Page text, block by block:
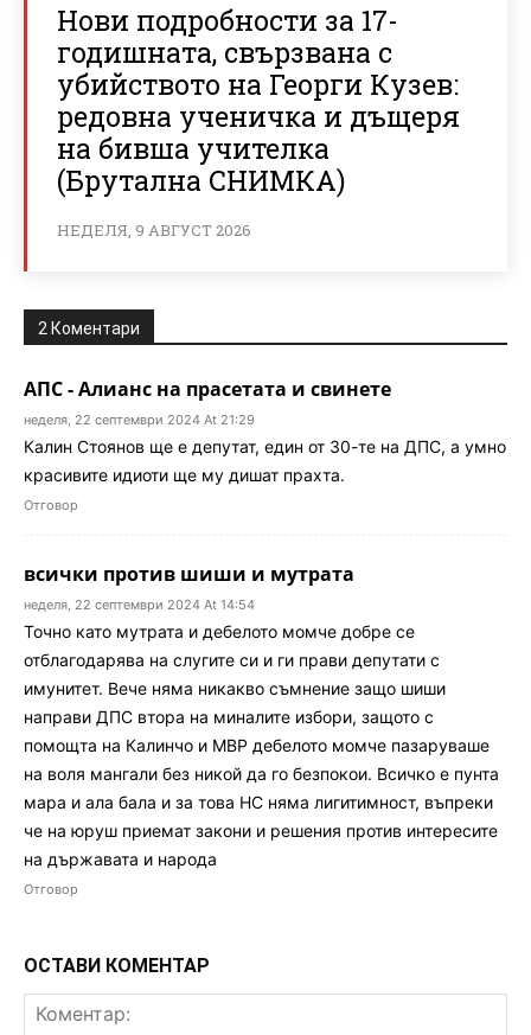
Нови подробности за 17-
годишната, свързвана с
убийството на Георги Кузев:
редовна ученичка и дъщеря
на бивша учителка
(Брутална СНИМКА)
НЕДЕЛЯ, 9 АВГУСТ 2026
2 Коментари
АПС - Алианс на прасетата и свинете
неделя, 22 септември 2024 At 21:29
Калин Стоянов ще е депутат, един от 30-те на ДПС, а умно
красивите идиоти ще му дишат прахта.
Отговор
всички против шиши и мутрата
неделя, 22 септември 2024 At 14:54
Точно като мутрата и дебелото момче добре се
отблагодарява на слугите си и ги прави депутати с
имунитет. Вече няма никакво съмнение защо шиши
направи ДПС втора на миналите избори, защото с
помощта на Калинчо и МВР дебелото момче пазаруваше
на воля мангали без никой да го безпокои. Всичко е пунта
мара и ала бала и за това НС няма лигитимност, въпреки
че на юруш приемат закони и решения против интересите
на държавата и народа
Отговор
ОСТАВИ КОМЕНТАР